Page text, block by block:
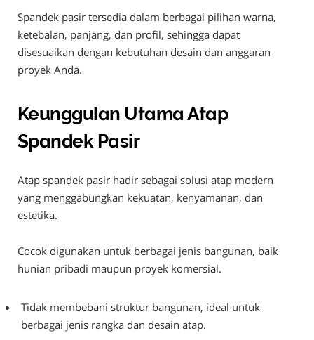
Spandek pasir tersedia dalam berbagai pilihan warna,
ketebalan, panjang, dan profil, sehingga dapat
disesuaikan dengan kebutuhan desain dan anggaran
proyek Anda.
Keunggulan Utama Atap
Spandek Pasir
Atap spandek pasir hadir sebagai solusi atap modern
yang menggabungkan kekuatan, kenyamanan, dan
estetika.
Cocok digunakan untuk berbagai jenis bangunan, baik
hunian pribadi maupun proyek komersial.
Tidak membebani struktur bangunan, ideal untuk
berbagai jenis rangka dan desain atap.